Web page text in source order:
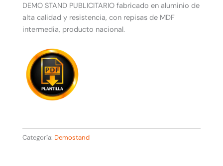
DEMO STAND PUBLICITARIO fabricado en aluminio de
alta calidad y resistencia, con repisas de MDF
intermedia, producto nacional.
Categoría: Demostand